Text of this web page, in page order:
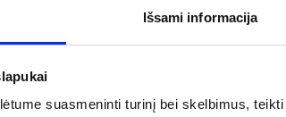
Išsami informacija
suasmeninti turinį bei skelbimus,